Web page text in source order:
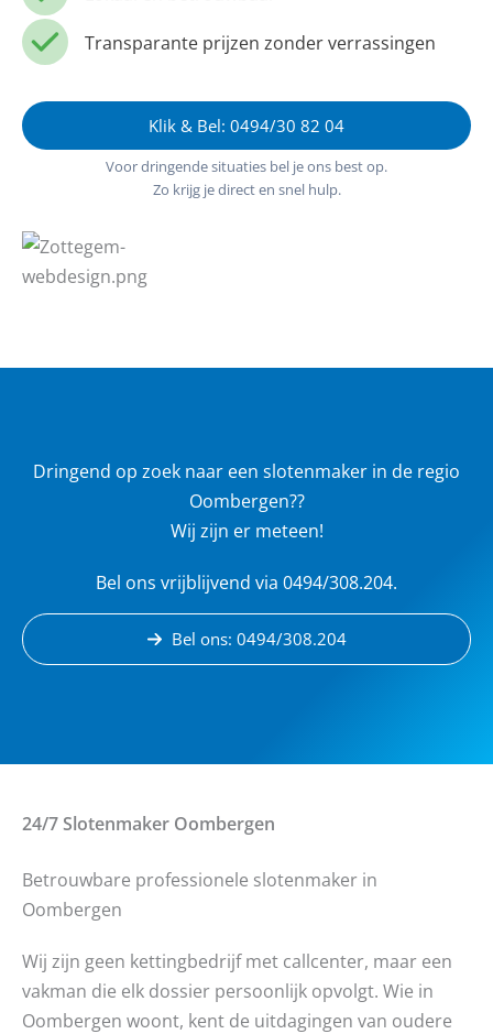
Transparante prijzen zonder verrassingen
Klik & Bel: 0494/30 82 04
Voor dringende situaties bel je ons best op.
Zo krijg je direct en snel hulp.
Dringend op zoek naar een slotenmaker in de regio
Oombergen??
Wij zijn er meteen!
Bel ons vrijblijvend via 0494/308.204.
Bel ons: 0494/308.204
24/7 Slotenmaker Oombergen
Betrouwbare professionele slotenmaker in
Oombergen
Wij zijn geen kettingbedrijf met callcenter, maar een
vakman die elk dossier persoonlijk opvolgt. Wie in
Oombergen woont, kent de uitdagingen van oudere